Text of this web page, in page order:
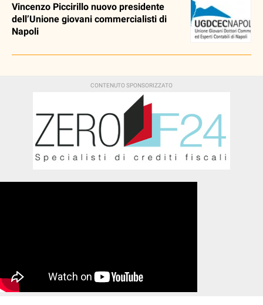
Vincenzo Piccirillo nuovo presidente
dell’Unione giovani commercialisti di
Napoli